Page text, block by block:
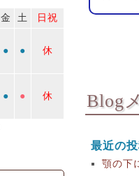
Blog
最近の
顎の下
金 土
日祝
● ● 休
● ● 休